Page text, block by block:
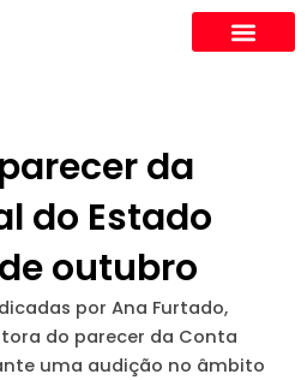
da
do Estado
outubro
por Ana Furtado,
do parecer da Conta
uma audição no âmbito